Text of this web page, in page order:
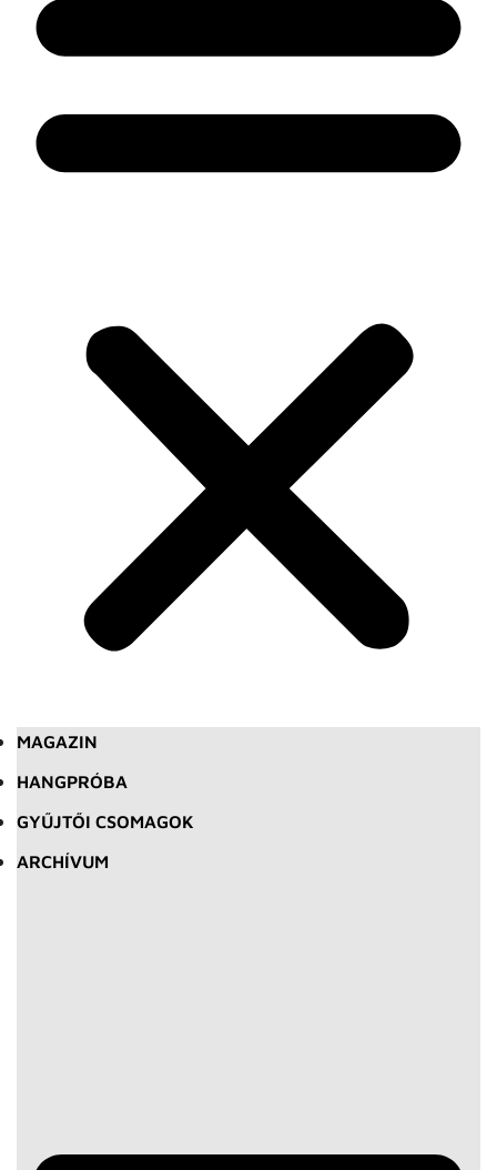
MAGAZIN
HANGPRÓBA
GYŰJTŐI CSOMAGOK
ARCHÍVUM